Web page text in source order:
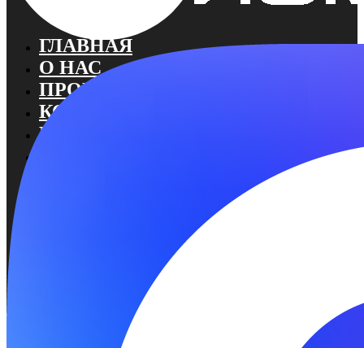
ГЛАВНАЯ
О НАС
ПРОГРАММА
КОМАНДА
НОВОСТИ
ОСТАВИТЬ ЗАЯВКУ
ОСТАВИТЬ ЗАЯВКУ